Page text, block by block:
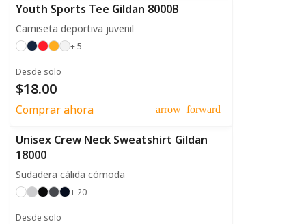
Youth Sports Tee Gildan 8000B
Camiseta deportiva juvenil
+ 5
Desde solo
$18.00
Comprar ahora arrow_forward
Unisex Crew Neck Sweatshirt Gildan
18000
Sudadera cálida cómoda
+ 20
Desde solo